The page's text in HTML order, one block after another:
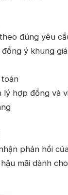
đúng yêu
ý khung giá
lý hợp đồng và
phản hồi
mãi dành